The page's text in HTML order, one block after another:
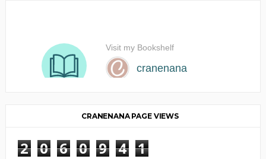
CRANENANA PAGE VIEWS
2 0 6 0 9 4 1